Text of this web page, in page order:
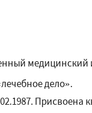
медицинский
дело».
Присвоена